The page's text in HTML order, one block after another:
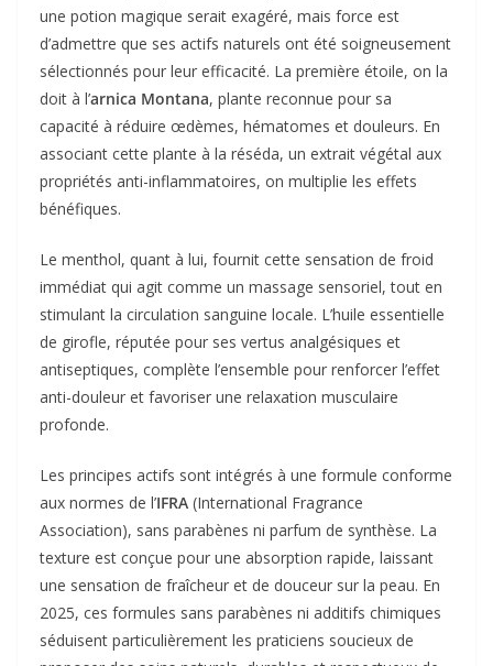
une potion magique serait exagéré, mais force est
d’admettre que ses actifs naturels ont été soigneusement
sélectionnés pour leur efficacité. La première étoile, on la
doit à l’arnica Montana, plante reconnue pour sa
capacité à réduire œdèmes, hématomes et douleurs. En
associant cette plante à la réséda, un extrait végétal aux
propriétés anti-inflammatoires, on multiplie les effets
bénéfiques.
Le menthol, quant à lui, fournit cette sensation de froid
immédiat qui agit comme un massage sensoriel, tout en
stimulant la circulation sanguine locale. L’huile essentielle
de girofle, réputée pour ses vertus analgésiques et
antiseptiques, complète l’ensemble pour renforcer l’effet
anti-douleur et favoriser une relaxation musculaire
profonde.
Les principes actifs sont intégrés à une formule conforme
aux normes de l’IFRA (International Fragrance
Association), sans parabènes ni parfum de synthèse. La
texture est conçue pour une absorption rapide, laissant
une sensation de fraîcheur et de douceur sur la peau. En
2025, ces formules sans parabènes ni additifs chimiques
séduisent particulièrement les praticiens soucieux de